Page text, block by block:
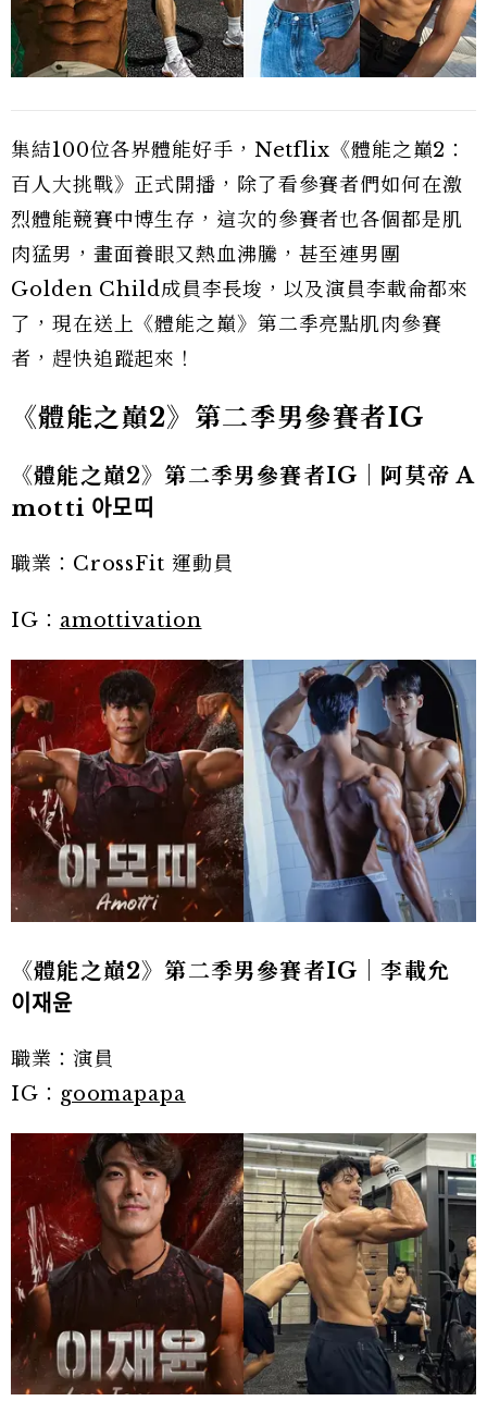
集結100位各界體能好手，Netflix《體能之巔2：
百人大挑戰》正式開播，除了看參賽者們如何在激
烈體能競賽中博生存，這次的參賽者也各個都是肌
肉猛男，畫面養眼又熱血沸騰，甚至連男團
Golden Child成員李長埈，以及演員李載侖都來
了，現在送上《體能之巔》第二季亮點肌肉參賽
者，趕快追蹤起來！
《體能之巔2》第二季男參賽者IG
《體能之巔2》第二季男參賽者IG｜阿莫帝 A
motti 아모띠
職業：CrossFit 運動員
IG： amottivation
《體能之巔2》第二季男參賽者IG｜李載允
이재윤
職業：演員
IG： goomapapa